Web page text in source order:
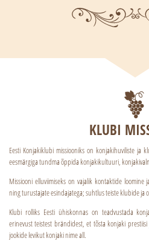
KLUBI
Eesti Konjakiklubi missiooniks on konjakihuviliste ja
eesmärgiga tundma õppida konjakikultuuri,
Missiooni elluviimiseks on vajalik kontaktide
ning turustajate esindajatega; suhtlus teiste klubide ja
Klubi rolliks Eesti ühiskonnas on teadvustada
erinevust teistest brändidest, et tõsta konjaki
jookide levikut konjaki nime all.